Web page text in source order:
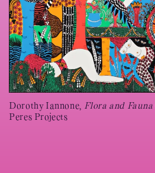
Dorothy Iannone, Flora and Fauna
Peres Projects